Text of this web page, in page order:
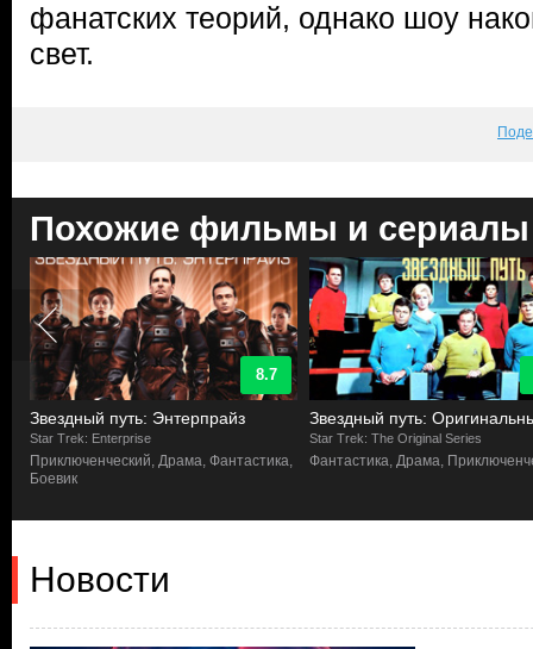
фанатских теорий, однако шоу
свет.
Похожие фильмы и сериалы
8.7
Звездный путь: Энтерпрайз
Star Trek: Enterprise
Приключенческий, Драма, Фантастика,
Боевик
Звездный путь:
Star Trek: The Original Series
Фантастика, Драма,
Новости